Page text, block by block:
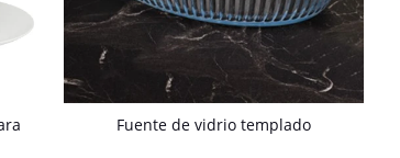
Fuente de vidrio templado